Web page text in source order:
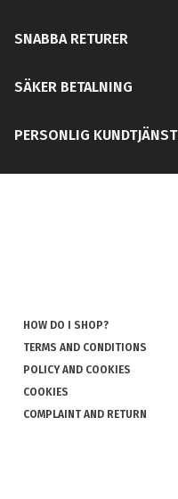
SNABBA RETURER
SÄKER BETALNING
PERSONLIG KUNDTJÄNST
HOW DO I SHOP?
TERMS AND CONDITIONS
POLICY AND COOKIES
COOKIES
COMPLAINT AND RETURN